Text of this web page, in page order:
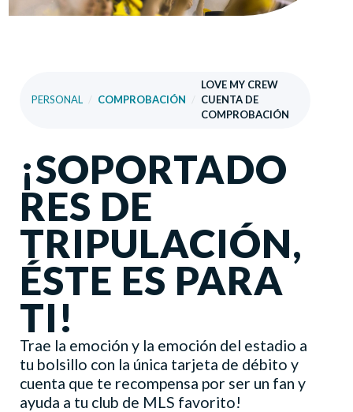
PERSONAL COMPROBACIÓN
LOVE MY CREW
CUENTA DE
COMPROBACIÓN
¡SOPORTADO
RES DE
TRIPULACIÓN,
ÉSTE ES PARA
TI!
Trae la emoción y la emoción del estadio a
tu bolsillo con la única tarjeta de débito y
cuenta que te recompensa por ser un fan y
ayuda a tu club de MLS favorito!